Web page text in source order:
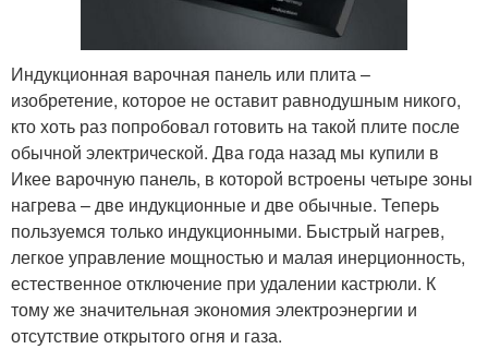
Индукционная варочная панель или плита –
изобретение, которое не оставит равнодушным никого,
кто хоть раз попробовал готовить на такой плите после
обычной электрической. Два года назад мы купили в
Икее варочную панель, в которой встроены четыре зоны
нагрева – две индукционные и две обычные. Теперь
пользуемся только индукционными. Быстрый нагрев,
легкое управление мощностью и малая инерционность,
естественное отключение при удалении кастрюли. К
тому же значительная экономия электроэнергии и
отсутствие открытого огня и газа.